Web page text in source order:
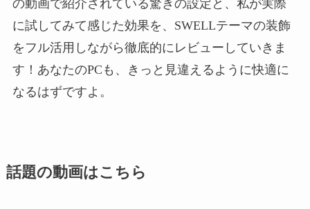
の動画で紹介されている驚きの設定と、私が実際
に試してみて感じた効果を、SWELLテーマの装飾
をフル活用しながら徹底的にレビューしていきま
す！あなたのPCも、きっと見違えるように快適に
なるはずですよ。
話題の動画はこちら